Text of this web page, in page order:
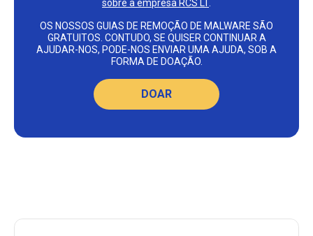
sobre a empresa RCS LT
OS NOSSOS GUIAS DE REMOÇÃO DE MALWARE SÃO
GRATUITOS. CONTUDO, SE QUISER CONTINUAR A
AJUDAR-NOS, PODE-NOS ENVIAR UMA AJUDA, SOB A
FORMA DE DOAÇÃO.
DOAR